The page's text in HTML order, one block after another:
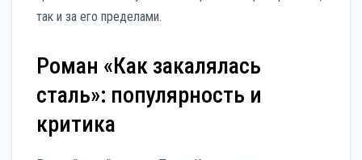
так и за его пределами.
Роман «Как закалялась
сталь»: популярность и
критика